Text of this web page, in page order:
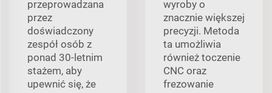
przeprowadzana
przez
doświadczony
zespół osób z
ponad 30-letnim
stażem, aby
upewnić się, że
wyroby o
znacznie większej
precyzji. Metoda
ta umożliwia
również toczenie
CNC oraz
frezowanie